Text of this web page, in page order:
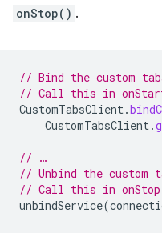
onStop() .
// Bind the custom
// Call this in
CustomTabsClient.
CustomTabsClient.
// …
// Unbind the custom
// Call this in
unbindService(